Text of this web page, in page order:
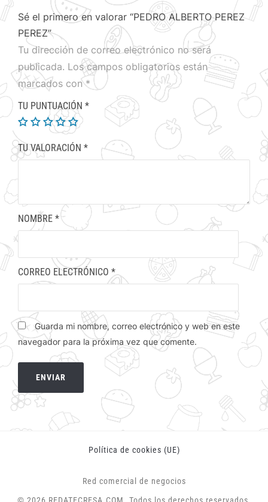
Sé el primero en valorar “PEDRO ALBERTO PEREZ
PEREZ”
Tu dirección de correo electrónico no será
publicada. Los campos obligatorios están
marcados con*
TU PUNTUACIÓN *
TU VALORACIÓN *
NOMBRE *
CORREO ELECTRÓNICO *
Guarda mi nombre, correo electrónico y web en este
navegador para la próxima vez que comente.
Política de cookies (UE)
Red comercial de negocios